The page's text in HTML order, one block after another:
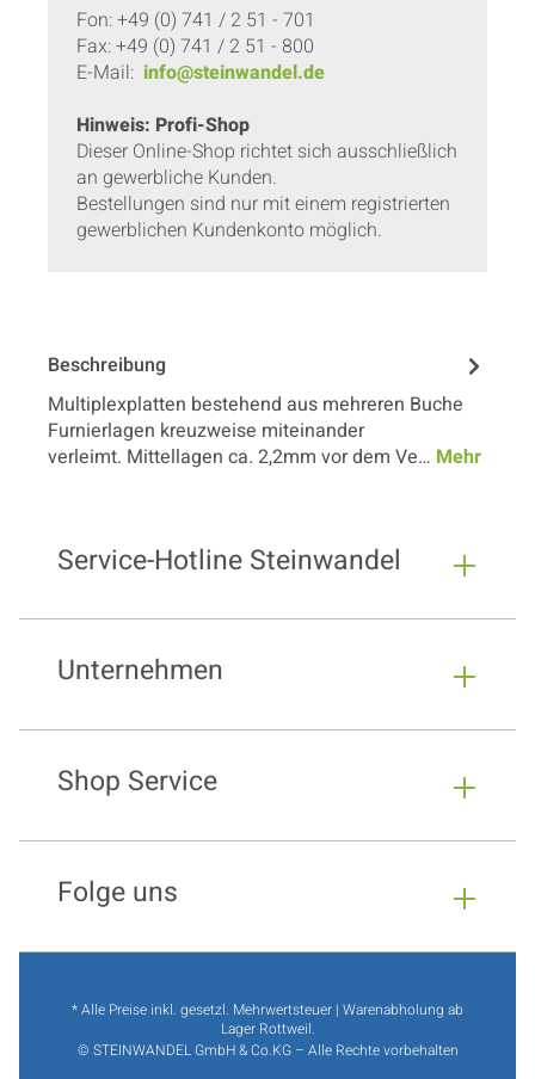
Fon: +49 (0) 741 / 2 51 - 701
Fax: +49 (0) 741 / 2 51 - 800
E-Mail: info@steinwandel.de
Hinweis: Profi-Shop
Dieser Online-Shop richtet sich ausschließlich
an gewerbliche Kunden.
Bestellungen sind nur mit einem registrierten
gewerblichen Kundenkonto möglich.
Beschreibung
Multiplexplatten bestehend aus mehreren Buche
Furnierlagen kreuzweise miteinander
verleimt. Mittellagen ca. 2,2mm vor dem Ve… Mehr
Service-Hotline Steinwandel
Unternehmen
Shop Service
Folge uns
* Alle Preise inkl. gesetzl. Mehrwertsteuer | Warenabholung ab
Lager Rottweil.
© STEINWANDEL GmbH & Co.KG – Alle Rechte vorbehalten